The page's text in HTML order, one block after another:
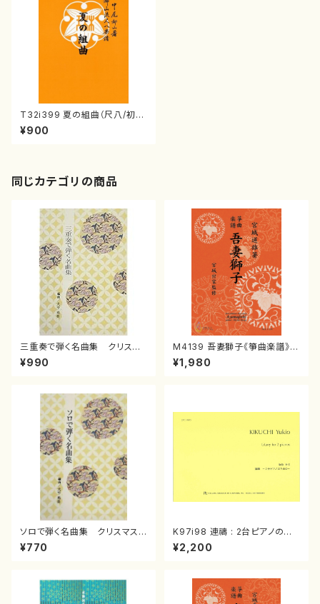
T32i399 夏の組曲（尺八/初代
山川園松/楽譜）都山流公刊楽譜
曲番:2104
¥900
同じカテゴリの商品
三重奏で弾く名曲集 クリスマ
スメドレー( 箏2/大平光美 編
曲/楽譜）
¥990
M4139 吾妻獅子《箏曲楽譜》
（箏/宮城道雄著・宮城宗家監修/
箏曲古典楽譜）
¥1,980
ソロで弾く名曲集 クリスマス・
イブ／恋人がサンタクロース(
箏独奏 /大平光美 編曲/楽
¥770
K97i98 連禱 : 2台ピアノのた
めの（2 Pianos / 菊池 幸夫 /
楽譜）
¥2,200